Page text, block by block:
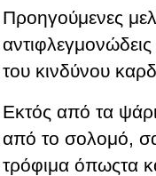
Προηγούμενες
αντιφλεγμονώδεις
του κινδύνου
Εκτός από τα
από το σολομό,
τρόφιμα όπωςτα